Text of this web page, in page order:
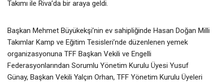
Takımı ile Riva’da bir araya geldi.
Başkan Mehmet Büyükekşi’nin ev sahipliğinde Hasan Doğan Milli
Takımlar Kamp ve Eğitim Tesisleri’nde düzenlenen yemek
organizasyonuna TFF Başkan Vekili ve Engelli
Federasyonlarından Sorumlu Yönetim Kurulu Üyesi Yusuf
Günay, Başkan Vekili Yalçın Orhan, TFF Yönetim Kurulu Üyeleri